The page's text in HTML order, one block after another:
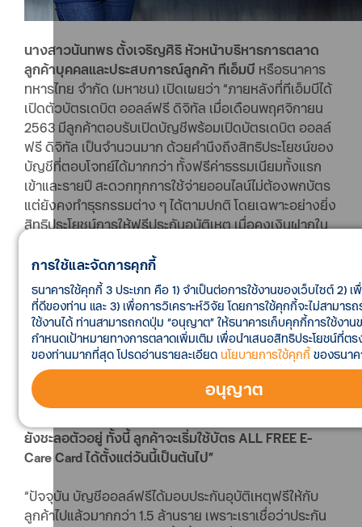
นางสาวนันทพร ตั้งเจริญศิริ หัวหน้าบริหารการตลาด
ลูกค้าบุคคลและประสบการณ์ลูกค้า ทีเอ็มบี หรือธนาคาร
ทหารไทย จำกัด (มหาชน) เปิดเผยว่า “ภายหลังที่ทีเอ็มบีได้
เปิดตัวบัตรเดบิต ออลล์ฟรี ดิจิทัล เมื่อเดือนพฤศจิกายน
2563 มีลูกค้าตอบรับเปิดบัญชีพร้อมเปิดบัตรเดบิต ออลล์
ฟรี ดิจิทัล เป็นจำนวนมาก ด้วยคำนึงถึงสิทธิประโยชน์ของ
บัญชีที่ตอบโจทย์ได้มากกว่า ทั้งฟรีค่าธรรมเนียมทั้งแรก
เข้าและรายปี สะดวกทุกการใช้จ่ายออนไลน์ไม่ต้องพกบัตร
แต่ยังคงทำธุรกรรมต่าง ๆ ได้ตามปกติ โดยเฉพาะอย่างยิ่ง
สิทธิประโยชน์การให้ฟรีประกันอุบัติเหตุ เมื่อคงเงินฝากใน
รับสิทธิ์เบิกค่ารักษาได้สูงสุด 3,000 บาท/อุบัติเหตุ ไม่จำกัด
ครั้งและล่าสุดทีเอ็มบีออกบัตร ALL FREE E-Care Card
บัตรประกันออนไลน์ รับประกันโดย บมจ. ธนชาตประกันภัย
ให้ลูกค้าที่ต้องการใช้สิทธิ์ฟรีประกันอุบัติเหตุสามารถ
แสดงบัตรให้กับโรงพยาบาลได้กว่า 300 โรงพยาบาลใน
เครือของธนชาตประกันภัย โดยไม่ต้องสำรองจ่ายเงินค่า
รักษาพยาบาลล่วงหน้า ช่วยยกระดับประสบการณ์ของ
ลูกค้าให้สะดวกคล่องตัวยิ่งขึ้น ช่วยสภาพคล่องทางการ
ยังชะลอตัวอยู่ ทั้งนี้ ลูกค้าจะเริ่มใช้บัตร ALL FREE E-
Care Card ได้ตั้งแต่วันนี้เป็นต้นไป”
“ปัจจุบัน บัญชีออลล์ฟรีได้มอบประกันอุบัติเหตุฟรีให้กับ
ลูกค้าไปแล้วมากกว่า 1.5 ล้านราย เพราะเราเชื่อว่าประกัน
การใช้และจัดการคุกกี้
ธนาคารใช้คุกกี้ 3 ประเภท คือ 1) จำเป็นต่อการใช้งานของเว็บไซต์ 2)
ที่ดีของท่าน และ 3) เพื่อการวิเคราะห์วิจัย โดยการใช้คุกกี้จะไม่สามาร
ใช้งานได้ ท่านสามารถกดปุ่ม “อนุญาต” ให้ธนาคารเก็บคุกกี้การใช้งาน
กำหนดเป้าหมายทางการตลาดเพิ่มเติม เพื่อนำเสนอสิทธิประโยชน์ที่ต
ของท่านมากที่สุด โปรดอ่านรายละเอียด นโยบายการใช้คุกกี้ ของธนา
อนุญาต